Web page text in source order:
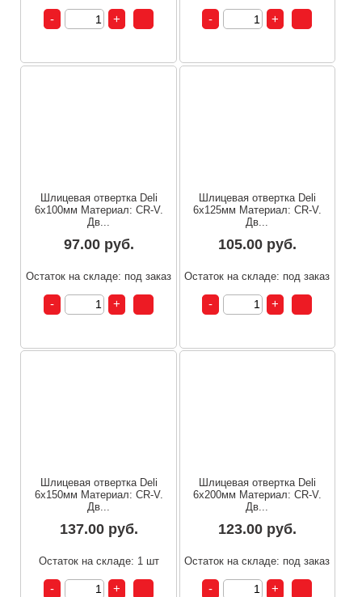
Шлицевая отвертка Deli
6х100мм Материал: CR-V.
Дв...
97.00 руб.
Остаток на складе: под заказ
Шлицевая отвертка Deli
6х125мм Материал: CR-V.
Дв...
105.00 руб.
Остаток на складе: под заказ
Шлицевая отвертка Deli
6х150мм Материал: CR-V.
Дв...
137.00 руб.
Остаток на складе: 1 шт
Шлицевая отвертка Deli
6х200мм Материал: CR-V.
Дв...
123.00 руб.
Остаток на складе: под заказ